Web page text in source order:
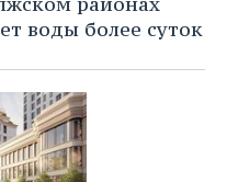
воды более суток